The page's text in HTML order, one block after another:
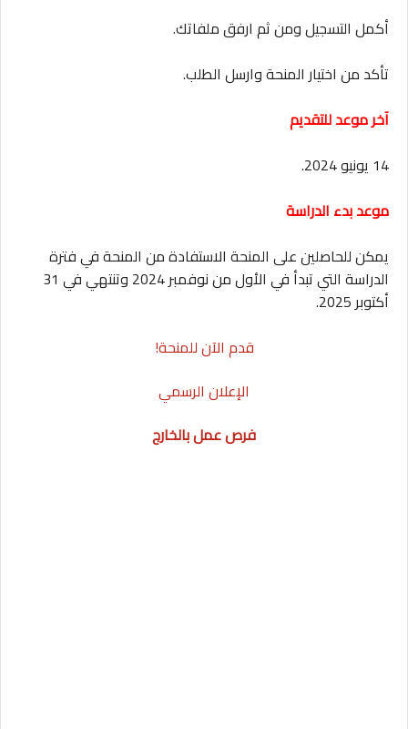
أكمل التسجيل ومن ثم ارفق ملفاتك.
تأكد من اختيار المنحة وارسل الطلب.
آخر موعد للتقديم
14 يونيو 2024.
موعد بدء الدراسة
يمكن للحاصلين على المنحة الاستفادة من المنحة في فترة
الدراسة التي تبدأ في الأول من نوفمبر 2024 وتنتهي في 31
أكتوبر 2025.
قدم الآن للمنحة!
الإعلان الرسمي
فرص عمل بالخارج